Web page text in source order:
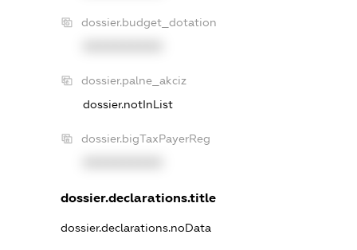
dossier.budget_dotation
dossier.palne_akciz
dossier.notInList
dossier.bigTaxPayerReg
dossier.declarations.title
dossier.declarations.noData